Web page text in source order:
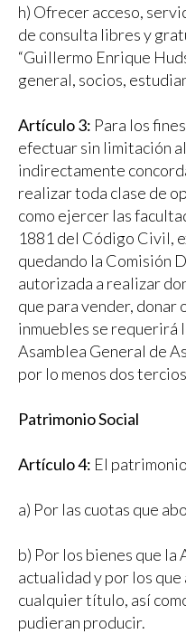
h) Ofrecer acceso,
de consulta libres y
“Guillermo Enrique
general, socios,
Artículo 3: Para los
efectuar sin limitación
indirectamente
realizar toda clase de
como ejercer las
1881 del Código Civil,
quedando la Comisión
autorizada a realizar
que para vender, donar
inmuebles se requerirá
Asamblea General de
por lo menos dos
Patrimonio Social
Artículo 4: El
a) Por las cuotas que
b) Por los bienes que la
actualidad y por los
cualquier título, así
pudieran producir.